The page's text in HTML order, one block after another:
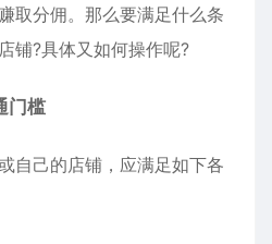
取分佣。那么要满足什么条
铺?具体又如何操作呢?
门槛
自己的店铺，应满足如下各